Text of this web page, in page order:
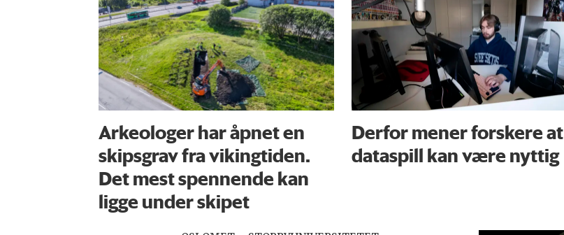
Arkeologer har åpnet en
skipsgrav fra vikingtiden.
Det mest spennende kan
ligge under skipet
Derfor mener forskere at
dataspill kan være nyttig